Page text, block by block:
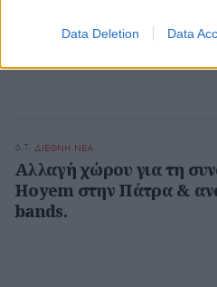
Data Deletion Data
Scorpions στην Αθήνα
Δ.Τ. ΔΙΕΘΝΗ ΝΕΑ
Αλλαγή χώρου για τη
Hoyem στην Πάτρα &
bands.